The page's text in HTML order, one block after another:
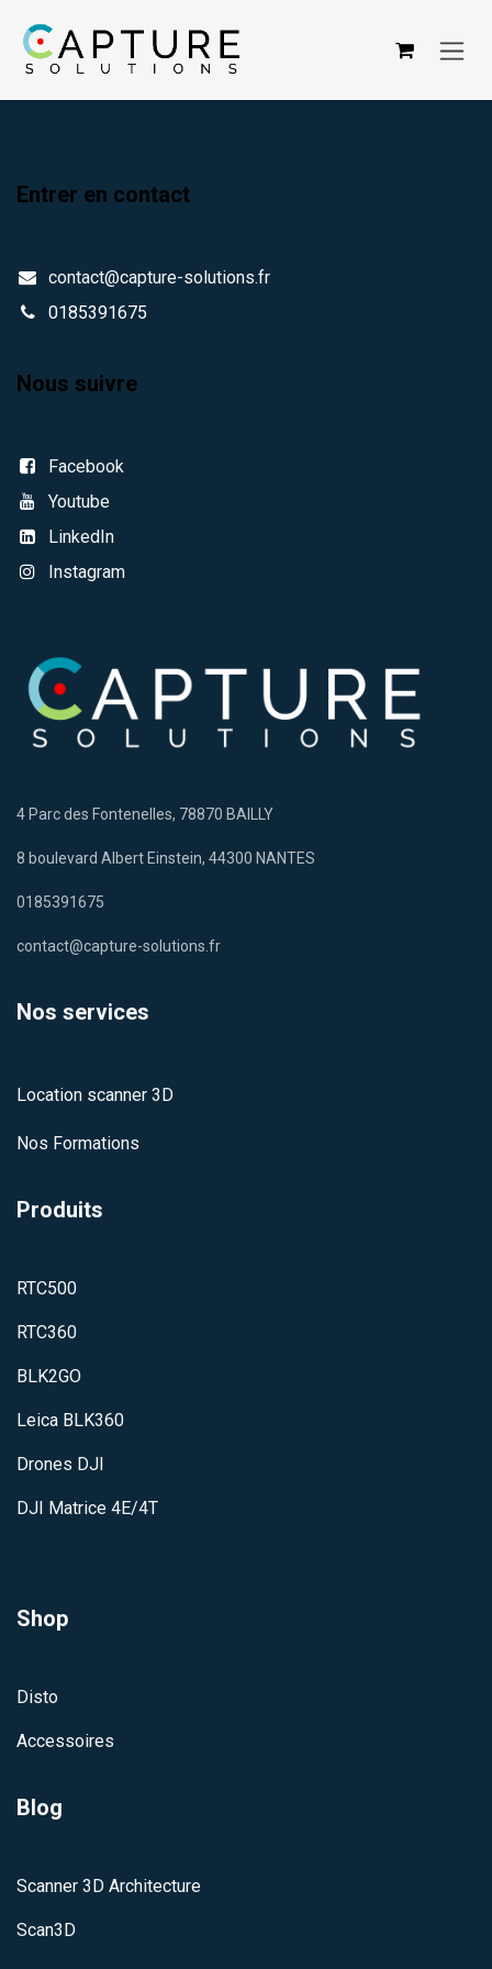
Entrer en contact
contact@capture-solutions.fr
0185391675
Nous suivre
Facebook
Youtube
LinkedIn
Instagram
4 Parc des Fontenelles, 78870 BAILLY
8 boulevard Albert Einstein, 44300 NANTES
0185391675
contact@capture-solutions.fr
Nos services
Location scanner 3D
Nos Formations
Produits
RTC500
RTC360
BLK2GO
Leica BLK360
Dron​es DJI
DJI Matrice 4E/4T
Shop
Disto
Accessoires
Blog
Scanner 3D Architecture
Scan3D